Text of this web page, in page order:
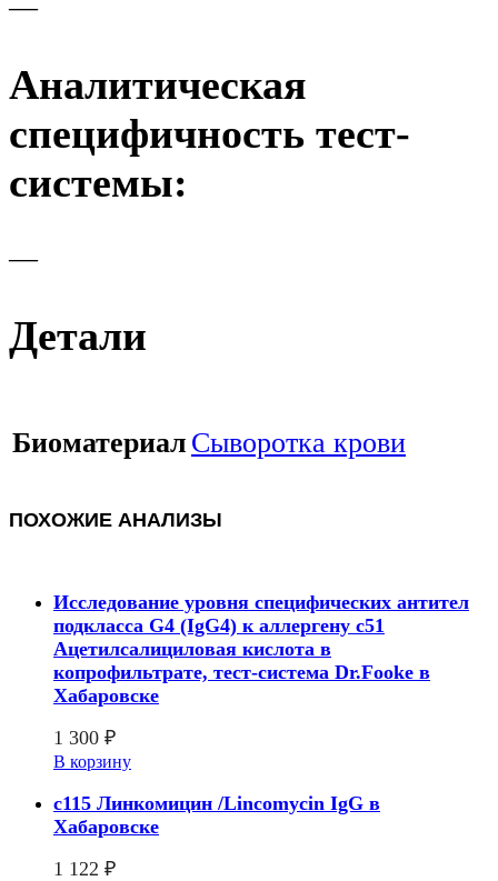
—
Аналитическая
специфичность тест-
системы:
—
Детали
Биоматериал Сыворотка крови
ПОХОЖИЕ АНАЛИЗЫ
Исследование уровня специфических антител
подкласса G4 (IgG4) к аллергену c51
Ацетилсалициловая кислота в
копрофильтрате, тест-система Dr.Fooke в
Хабаровске
1 300 ₽
В корзину
c115 Линкомицин /Lincomycin IgG в
Хабаровске
1 122 ₽